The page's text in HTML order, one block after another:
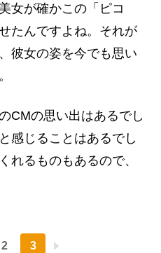
女が確かこの「ピコ
たんですよね。それが
彼女の姿を今でも思い
CMの思い出はあるでし
感じることはあるでし
れるものもあるので、
2 3